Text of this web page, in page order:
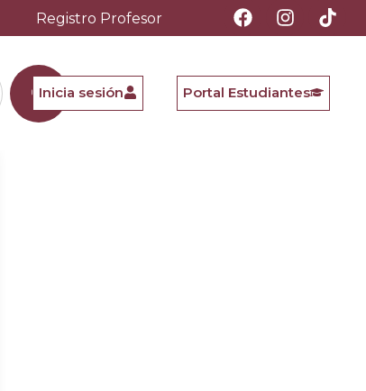
Registro Profesor
Inicia sesión Portal Estudiantes